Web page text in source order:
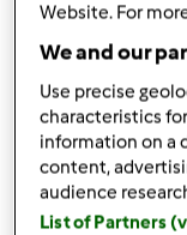
Accessori
Website. For
We and our
Use precise
characteristics
information on a
content,
audience
List of Partners